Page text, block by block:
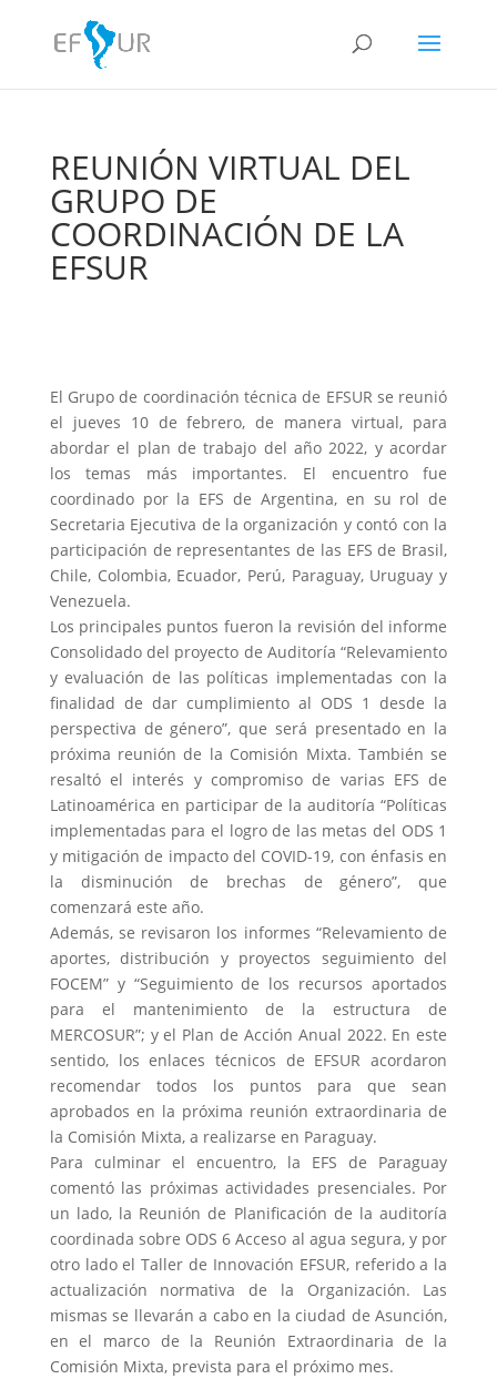
REUNIÓN VIRTUAL DEL
GRUPO DE
COORDINACIÓN DE LA
EFSUR
El Grupo de coordinación técnica de EFSUR se reunió
el jueves 10 de febrero, de manera virtual, para
abordar el plan de trabajo del año 2022, y acordar
los temas más importantes. El encuentro fue
coordinado por la EFS de Argentina, en su rol de
Secretaria Ejecutiva de la organización y contó con la
participación de representantes de las EFS de Brasil,
Chile, Colombia, Ecuador, Perú, Paraguay, Uruguay y
Venezuela.
Los principales puntos fueron la revisión del informe
Consolidado del proyecto de Auditoría “Relevamiento
y evaluación de las políticas implementadas con la
finalidad de dar cumplimiento al ODS 1 desde la
perspectiva de género”, que será presentado en la
próxima reunión de la Comisión Mixta. También se
resaltó el interés y compromiso de varias EFS de
Latinoamérica en participar de la auditoría “Políticas
implementadas para el logro de las metas del ODS 1
y mitigación de impacto del COVID-19, con énfasis en
la disminución de brechas de género”, que
comenzará este año.
Además, se revisaron los informes “Relevamiento de
aportes, distribución y proyectos seguimiento del
FOCEM” y “Seguimiento de los recursos aportados
para el mantenimiento de la estructura de
MERCOSUR”; y el Plan de Acción Anual 2022. En este
sentido, los enlaces técnicos de EFSUR acordaron
recomendar todos los puntos para que sean
aprobados en la próxima reunión extraordinaria de
la Comisión Mixta, a realizarse en Paraguay.
Para culminar el encuentro, la EFS de Paraguay
comentó las próximas actividades presenciales. Por
un lado, la Reunión de Planificación de la auditoría
coordinada sobre ODS 6 Acceso al agua segura, y por
otro lado el Taller de Innovación EFSUR, referido a la
actualización normativa de la Organización. Las
mismas se llevarán a cabo en la ciudad de Asunción,
en el marco de la Reunión Extraordinaria de la
Comisión Mixta, prevista para el próximo mes.